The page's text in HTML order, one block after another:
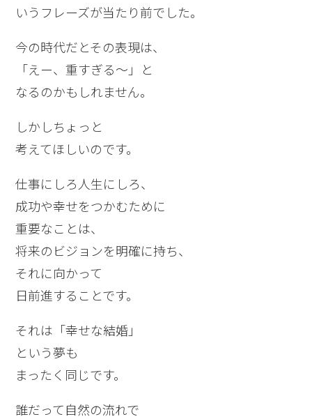
いうフレーズが当たり前でした。
今の時代だとその表現は、
「えー、重すぎる～」と
なるのかもしれません。
しかしちょっと
考えてほしいのです。
仕事にしろ人生にしろ、
成功や幸せをつかむために
重要なことは、
将来のビジョンを明確に持ち、
それに向かって
日前進することです。
それは「幸せな結婚」
という夢も
まったく同じです。
誰だって自然の流れで